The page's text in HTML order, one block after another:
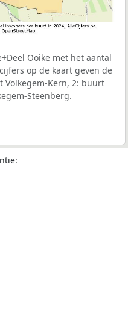
Ooike met het aantal
op de kaart geven de
Kern, 2: buurt
Steenberg.